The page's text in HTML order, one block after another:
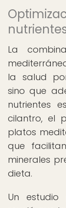
La
la salud
sino que
nutrientes
cilantro, el
platos
que
minerales
dieta.
Un